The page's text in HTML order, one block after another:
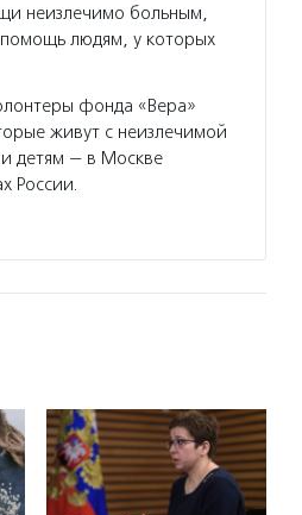
неизлечимо больным,
людям, у которых
фонда «Вера»
живут с неизлечимой
детям — в Москве
России.